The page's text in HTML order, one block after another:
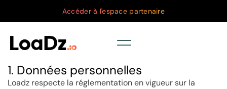
Accéder à l'espace partenaire
1. Données personnelles
Loadz respecte la réglementation en vigueur sur la